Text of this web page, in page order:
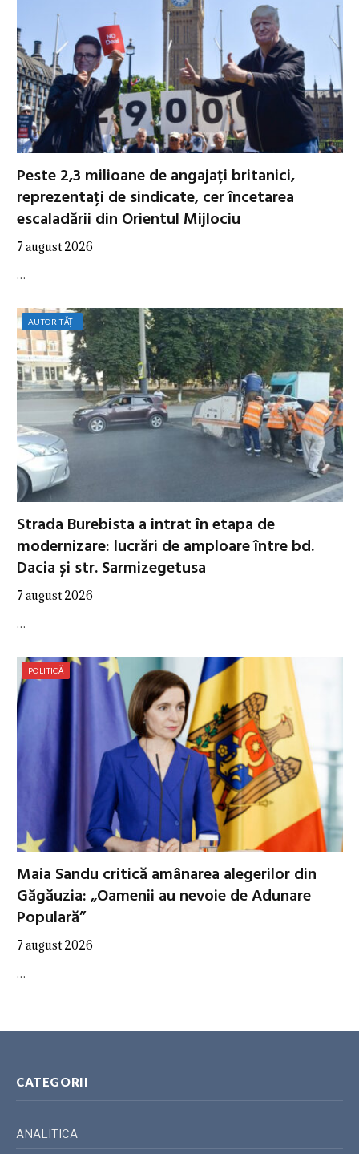
Peste 2,3 milioane de angajați britanici,
reprezentați de sindicate, cer încetarea
escaladării din Orientul Mijlociu
7 august 2026
…
AUTORITĂȚI
Strada Burebista a intrat în etapa de
modernizare: lucrări de amploare între bd.
Dacia și str. Sarmizegetusa
7 august 2026
…
POLITICĂ
Maia Sandu critică amânarea alegerilor din
Găgăuzia: „Oamenii au nevoie de Adunare
Populară”
7 august 2026
…
CATEGORII
ANALITICA